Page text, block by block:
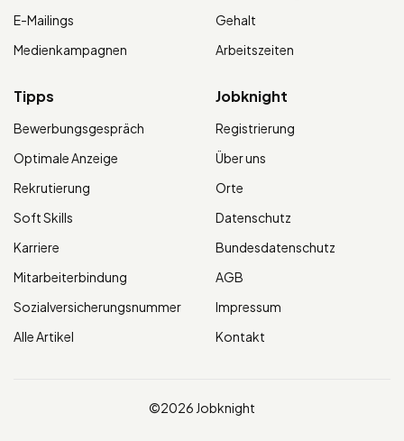
E-Mailings
Medienkampagnen
Gehalt
Arbeitszeiten
Tipps
Bewerbungsgespräch
Optimale Anzeige
Rekrutierung
Soft Skills
Karriere
Mitarbeiterbindung
Sozialversicherungsnummer
Alle Artikel
Jobknight
Registrierung
Über uns
Orte
Datenschutz
Bundesdatenschutz
AGB
Impressum
Kontakt
©2026 Jobknight